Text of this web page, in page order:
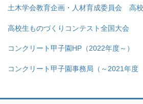
土木学会教育企画・人材育成委員会 高
高校生ものづくりコンテスト全国大会
コンクリート甲子園HP（2022年度～）
コンクリート甲子園事務局（～2021年度